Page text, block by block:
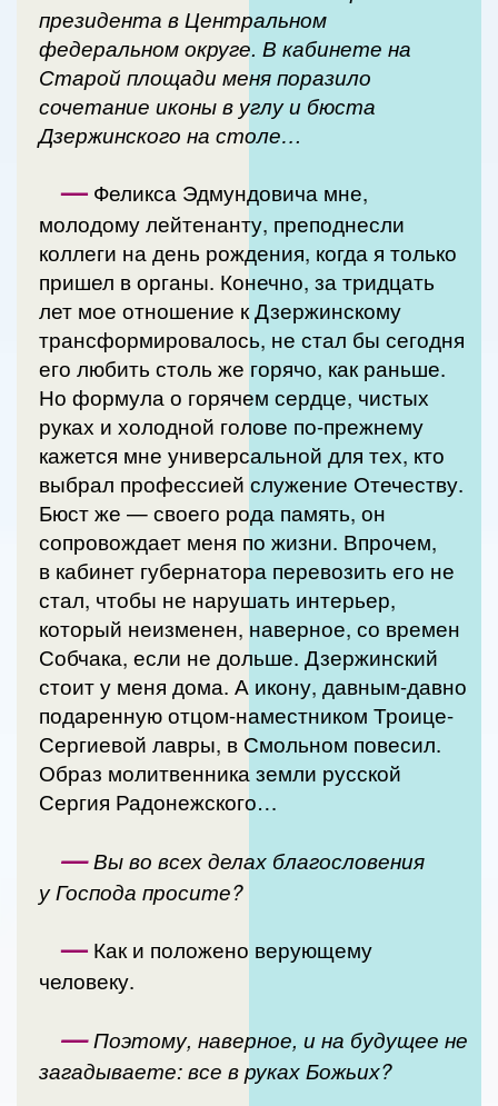
президента в Центральном
федеральном округе. В кабинете на
Старой площади меня поразило
сочетание иконы в углу и бюста
Дзержинского на столе…
— Феликса Эдмундовича мне,
молодому лейтенанту, преподнесли
коллеги на день рождения, когда я только
пришел в органы. Конечно, за тридцать
лет мое отношение к Дзержинскому
трансформировалось, не стал бы сегодня
его любить столь же горячо, как раньше.
Но формула о горячем сердце, чистых
руках и холодной голове по-прежнему
кажется мне универсальной для тех, кто
выбрал профессией служение Отечеству.
Бюст же — своего рода память, он
сопровождает меня по жизни. Впрочем,
в кабинет губернатора перевозить его не
стал, чтобы не нарушать интерьер,
который неизменен, наверное, со времен
Собчака, если не дольше. Дзержинский
стоит у меня дома. А икону, давным-давно
подаренную отцом-наместником Троице-
Сергиевой лавры, в Смольном повесил.
Образ молитвенника земли русской
Сергия Радонежского…
—Вы во всех делах благословения
у Господа просите?
— Как и положено верующему
человеку.
—Поэтому, наверное, и на будущее не
загадываете: все в руках Божьих?